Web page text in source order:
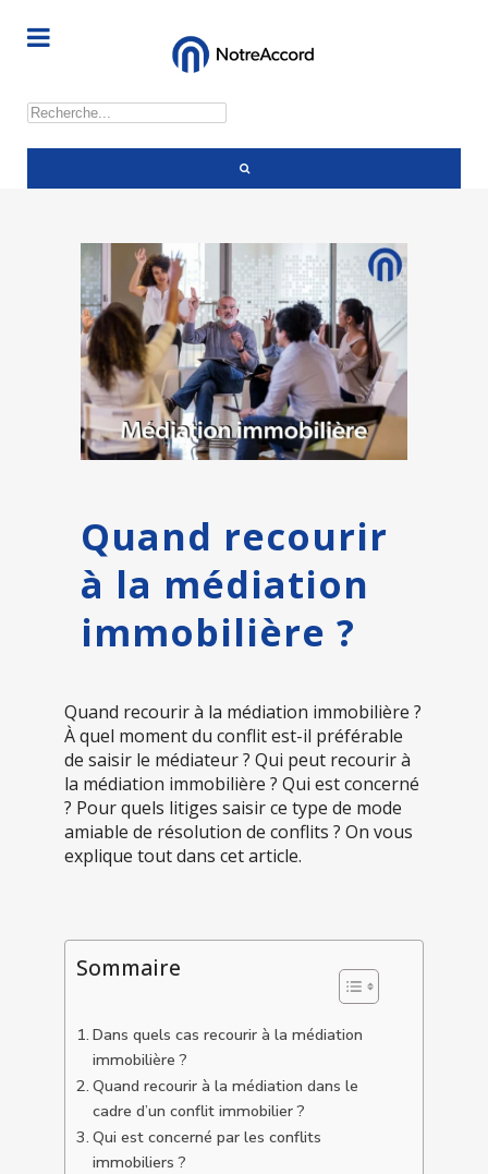
Rechercher
Quand recourir
à la médiation
immobilière ?
Quand recourir à la médiation immobilière ?
À quel moment du conflit est-il préférable
de saisir le médiateur ? Qui peut recourir à
la médiation immobilière ? Qui est concerné
? Pour quels litiges saisir ce type de mode
amiable de résolution de conflits ? On vous
explique tout dans cet article.
Sommaire
Dans quels cas recourir à la médiation
immobilière ?
Quand recourir à la médiation dans le
cadre d’un conflit immobilier ?
Qui est concerné par les conflits
immobiliers ?